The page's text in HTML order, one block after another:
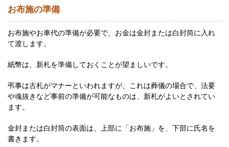
お布施の準備
お布施やお車代の準備が必要で、お金は金封または白封筒に入れ
て渡します。
紙幣は、新札を準備しておくことが望ましいです。
弔事は古札がマナーといわれますが、これは葬儀の場合で、法要
や魂抜きなど事前の準備が可能なものは、新札がよいとされてい
ます。
金封または白封筒の表面は、上部に「お布施」を、下部に氏名を
書きます。